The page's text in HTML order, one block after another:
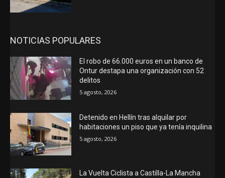
NOTICIAS POPULARES
El robo de 66.000 euros en un banco de
Ontur destapa una organización con 52
delitos
5 agosto, 2026
Detenido en Hellín tras alquilar por
habitaciones un piso que ya tenía inquilina
5 agosto, 2026
La Vuelta Ciclista a Castilla-La Mancha